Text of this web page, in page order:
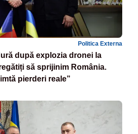
Politica Externa
după explozia dronei la
să sprijinim România.
pierderi reale”